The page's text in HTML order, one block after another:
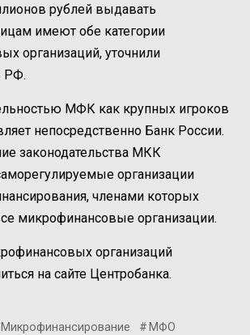
рублей выдавать
имеют обе категории
организаций, уточнили
РФ.
МФК как крупных игроков
непосредственно Банк России.
законодательства МКК
организации
членами которых
микрофинансовые организации.
организаций
на сайте Центробанка.
Микрофинансирование
МФО